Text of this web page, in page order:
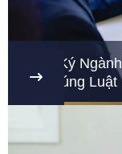
Đăng Ký
Cho Đúng Luật